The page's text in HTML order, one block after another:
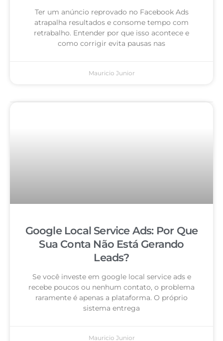
Ter um anúncio reprovado no Facebook Ads
atrapalha resultados e consome tempo com
retrabalho. Entender por que isso acontece e
como corrigir evita pausas nas
Mauricio Junior
Google Local Service Ads: Por Que
Sua Conta Não Está Gerando
Leads?
Se você investe em google local service ads e
recebe poucos ou nenhum contato, o problema
raramente é apenas a plataforma. O próprio
sistema entrega
Mauricio Junior